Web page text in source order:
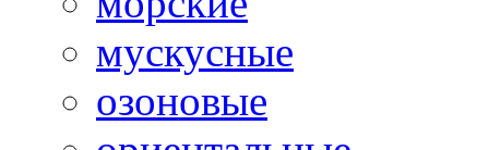
мускусные
озоновые